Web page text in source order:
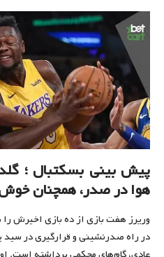
پیش بینی بسکتبال ؛
هوا در صدر، همچنان
وریرز هفت بازی از ده بازی اخیرش
در راه صدرنشینی و قرارگیری در